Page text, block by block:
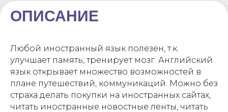
ОПИСАНИЕ
Любой иностранный язык полезен, т.к.
улучшает память, тренирует мозг. Английский
язык открывает множество возможностей в
плане путешествий, коммуникаций. Можно без
страха делать покупки на иностранных сайтах,
читать иностранные новостные ленты, читать